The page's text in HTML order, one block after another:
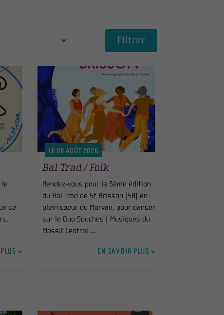
Filtrer
le
se
>
LE 08 AOÛT 2026
Bal Trad / Folk
Rendez-vous pour la 5ème édition
du Bal Trad de St Brisson (58) en
plein coeur du Morvan, pour danser
sur le Duo Souches ( Musiques du
Massif Central ...
EN SAVOIR PLUS >